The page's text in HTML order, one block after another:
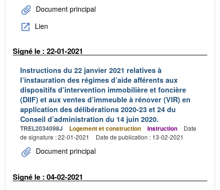
Document principal
Lien
Signé le : 22-01-2021
Instructions du 22 janvier 2021 relatives à
l’instauration des régimes d’aide afférents aux
dispositifs d’intervention immobilière et foncière
(DIIF) et aux ventes d’immeuble à rénover (VIR) en
application des délibérations 2020-23 et 24 du
Conseil d’administration du 14 juin 2020.
TREL2034098J Logement et construction Instruction
Date
de signature : 22-01-2021
Date de publication : 13-02-2021
Document principal
Signé le : 04-02-2021